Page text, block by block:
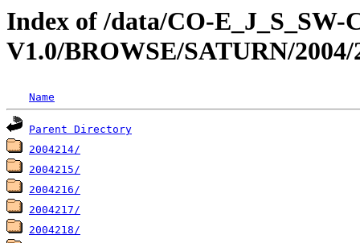
Index of /data/CO-
V1.0/BROWSE/SATURN/2004/
Name
Parent Directory
2004214/
2004215/
2004216/
2004217/
2004218/